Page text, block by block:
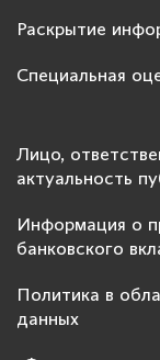
Раскрытие
Специальная
Лицо,
актуальность
Информация о
банковского
Политика в
данных